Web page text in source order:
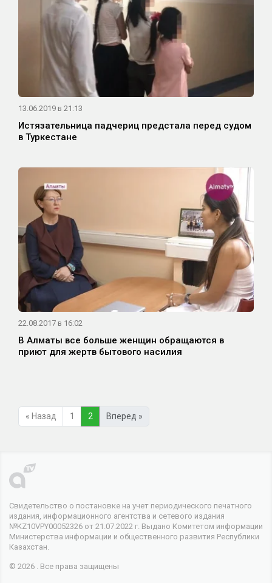
13.06.2019 в 21:13
Истязательница падчериц предстала перед судом
в Туркестане
22.08.2017 в 16:02
В Алматы все больше женщин обращаются в
приют для жертв бытового насилия
« Назад 1 2 Вперед »
Свидетельство о постановке на учет периодического печатного
издания, информационного агентства и сетевого издания
№KZ10VPY00052326 от 21.07.2022 г. Выдано Комитетом информации
Министерства информации и общественного развития Республики
Казахстан.
© 2026 . Все права защищены